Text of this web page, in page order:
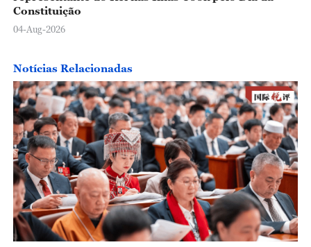
Constituição
04-Aug-2026
Notícias Relacionadas